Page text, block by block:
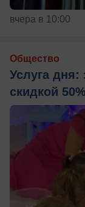
вчера в 10:00
Общество
Услуга дня:
скидкой